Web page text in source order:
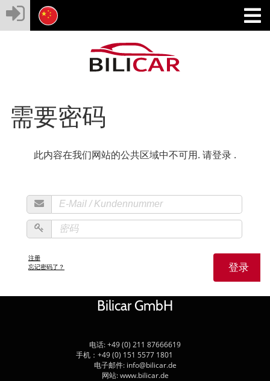
需要密码
此内容在我们网站的公共区域中不可用. 请登录 .
注册
忘记密码了？
登录
Bilicar GmbH
电话: +49 (0) 211 87666619
手机：+49 (0) 151 5577 1801
电子邮件: info@bilicar.de
网站: www.bilicar.de